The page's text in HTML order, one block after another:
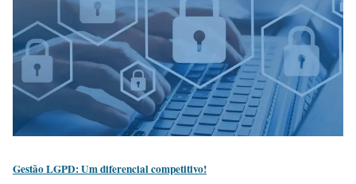
Gestão LGPD: Um diferencial competitivo!